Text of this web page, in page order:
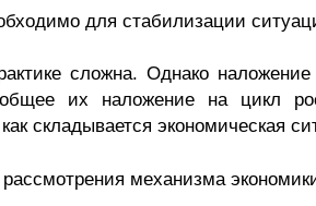
для стабилизации
сложна. Однако наложение
их наложение на цикл
складывается экономическая
механизма